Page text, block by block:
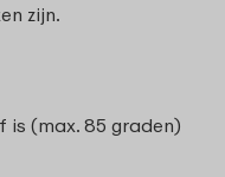
zijn.
(max. 85 graden)